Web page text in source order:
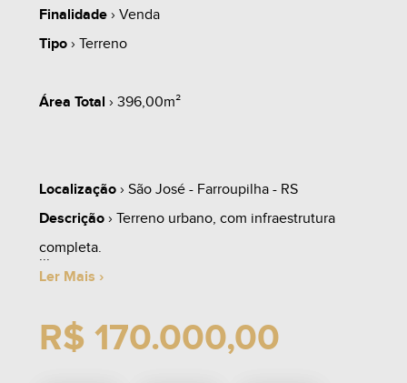
Finalidade› Venda
Tipo› Terreno
Área Total › 396,00m²
Localização› São José - Farroupilha - RS
Descrição› Terreno urbano, com infraestrutura
completa.
Ler Mais ›
R$ 170.000,00